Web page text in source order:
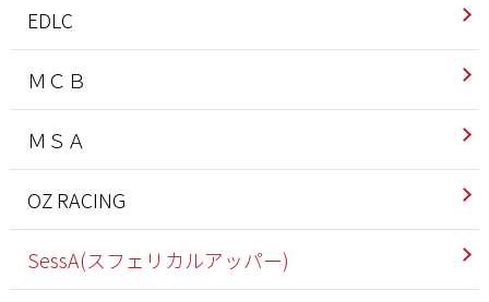
EDLC
ＭＣＢ
ＭＳＡ
OZ RACING
SessA(スフェリカルアッパー)